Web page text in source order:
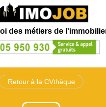
des métiers de
Retour à la CVthèque